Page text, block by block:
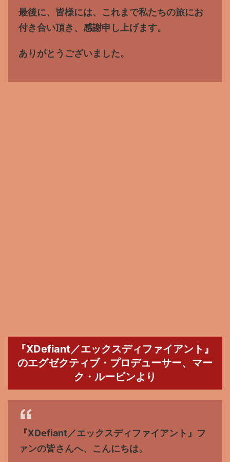
最後に、皆様には、これまで私たちの旅にお
付き合い頂き、感謝申し上げます。
ありがとうございました。
『XDefiant／エックスディファイアント』
のエグゼクティブ・プロデューサー、マー
ク・ルービンより
『XDefiant／エックスディファイアント』フ
ァンの皆さんへ、こんにちは。